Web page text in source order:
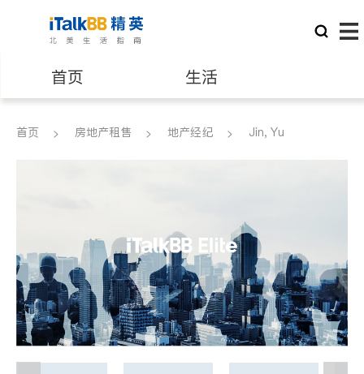
首页 生活
医生 律师
养老 非盈利组织
首页 房地产租售 地产经纪 Jin, Yu